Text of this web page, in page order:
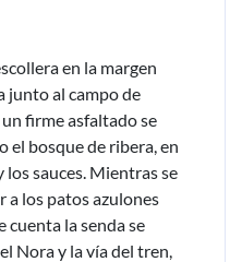
en la margen
junto al campo de
firme asfaltado se
el bosque de ribera, en
sauces. Mientras se
a los patos azulones
cuenta la senda se
Nora y la vía del tren,